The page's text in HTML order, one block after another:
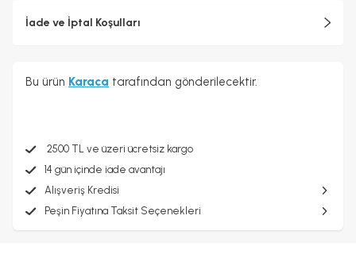
İade ve İptal Koşulları
Bu ürün Karaca tarafından gönderilecektir.
2500 TL ve üzeri ücretsiz kargo
14 gün içinde iade avantajı
Alışveriş Kredisi
Peşin Fiyatına Taksit Seçenekleri